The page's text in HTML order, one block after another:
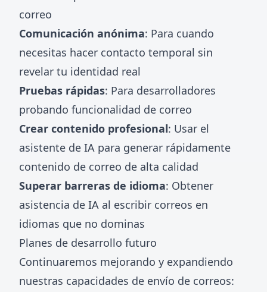
correo
Comunicación anónima: Para cuando
necesitas hacer contacto temporal sin
revelar tu identidad real
Pruebas rápidas: Para desarrolladores
probando funcionalidad de correo
Crear contenido profesional: Usar el
asistente de IA para generar rápidamente
contenido de correo de alta calidad
Superar barreras de idioma: Obtener
asistencia de IA al escribir correos en
idiomas que no dominas
Planes de desarrollo futuro
Continuaremos mejorando y expandiendo
nuestras capacidades de envío de correos: